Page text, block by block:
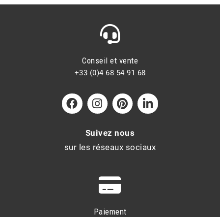
Conseil et vente
+33 (0)4 68 54 91 68
Suivez nous
sur les réseaux sociaux
Paiement